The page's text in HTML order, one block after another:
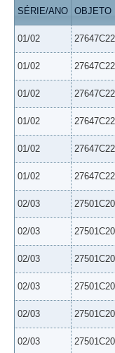
SÉRIE/ANO OBJETO
01/02
01/02
01/02
01/02
01/02
01/02
02/03
02/03
02/03
02/03
02/03
02/03